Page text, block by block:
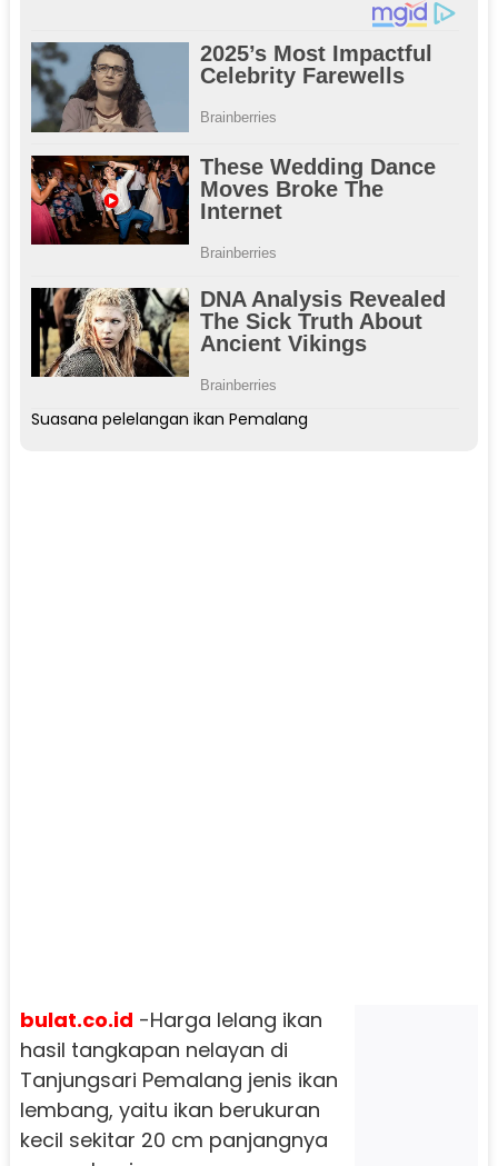
Suasana pelelangan ikan Pemalang
bulat.co.id -Harga lelang ikan
hasil tangkapan nelayan di
Tanjungsari Pemalang jenis ikan
lembang, yaitu ikan berukuran
kecil sekitar 20 cm panjangnya